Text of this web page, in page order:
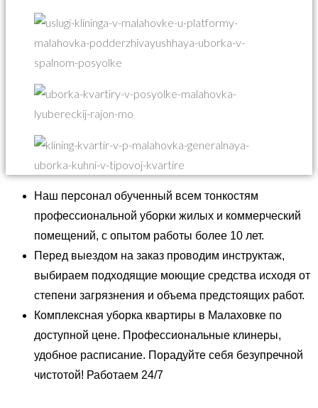
Наш персонал обученный всем тонкостям
профессиональной уборки жилых и коммерческий
помещений, с опытом работы более 10 лет.
Перед выездом на заказ проводим инструктаж,
выбираем подходящие моющие средства исходя от
степени загрязнения и объема предстоящих работ.
Комплексная уборка квартиры в Малаховке по
доступной цене. Профессиональные клинеры,
удобное расписание. Порадуйте себя безупречной
чистотой! Работаем 24/7